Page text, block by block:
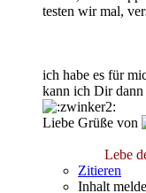
testen wir mal,
ich habe es für
kann ich Dir dann
Liebe Grüße von
Lebe
Zitieren
Inhalt